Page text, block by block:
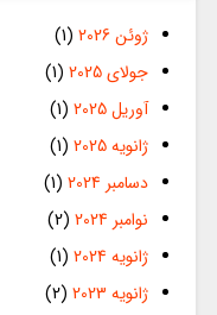
ژوئن 2026
(1)
جولای 2025
(1)
آوریل 2025
(1)
ژانویه 2025
(1)
دسامبر 2024
(1)
نوامبر 2024
(2)
ژانویه 2024
(1)
ژانویه 2023
(2)